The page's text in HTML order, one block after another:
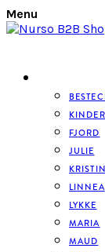
Menu
FJORD
JULIE
KRISTIN
LINNEA
LYKKE
MARIA
MAUD